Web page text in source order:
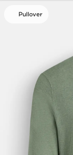
Pullover